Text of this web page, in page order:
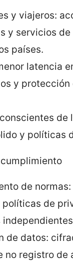
y viajeros:
y servicios de
países.
latencia
y protección
de
y políticas
de normas:
políticas de
de datos:
no registro de